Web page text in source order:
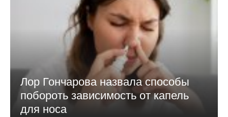
Лор Гончарова назвала способы
побороть зависимость от капель
для носа